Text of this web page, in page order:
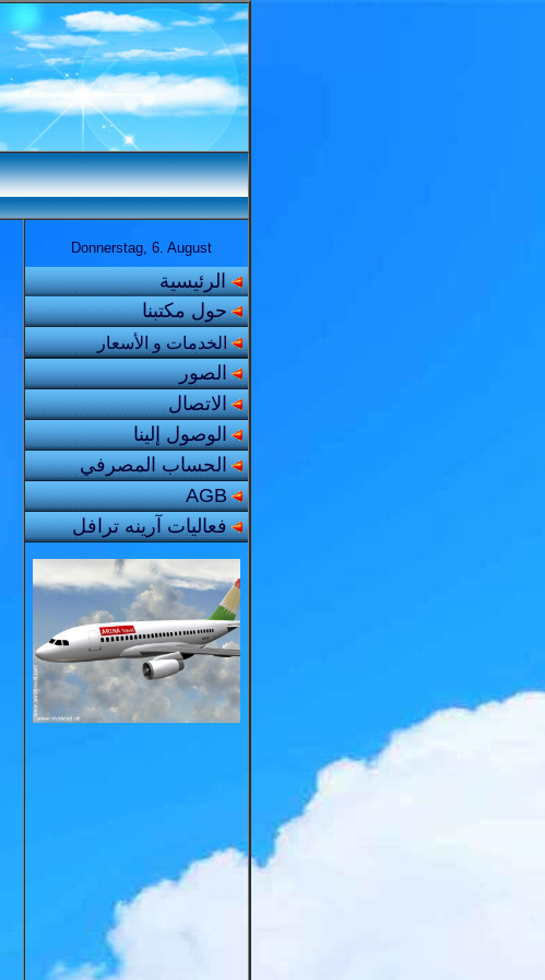
Donnerstag, 6. August
الرئیسیة
حول مکتبنا
الخدمات و الأسعار
الصور
الاتصال
الوصول إلینا
الحساب المصرفي
AGB
فعالیات آرینه‌‌ ترافل